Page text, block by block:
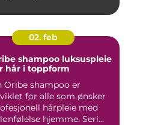
02. feb
shampoo luksuspleie
hår i toppform
Oribe shampoo er
for alle som ønsker
hårpleie med
hjemme. Seri...